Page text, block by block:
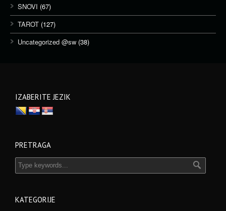
SNOVI (67)
TAROT (127)
Uncategorized @sw (38)
IZABERITE JEZIK
PRETRAGA
KATEGORIJE